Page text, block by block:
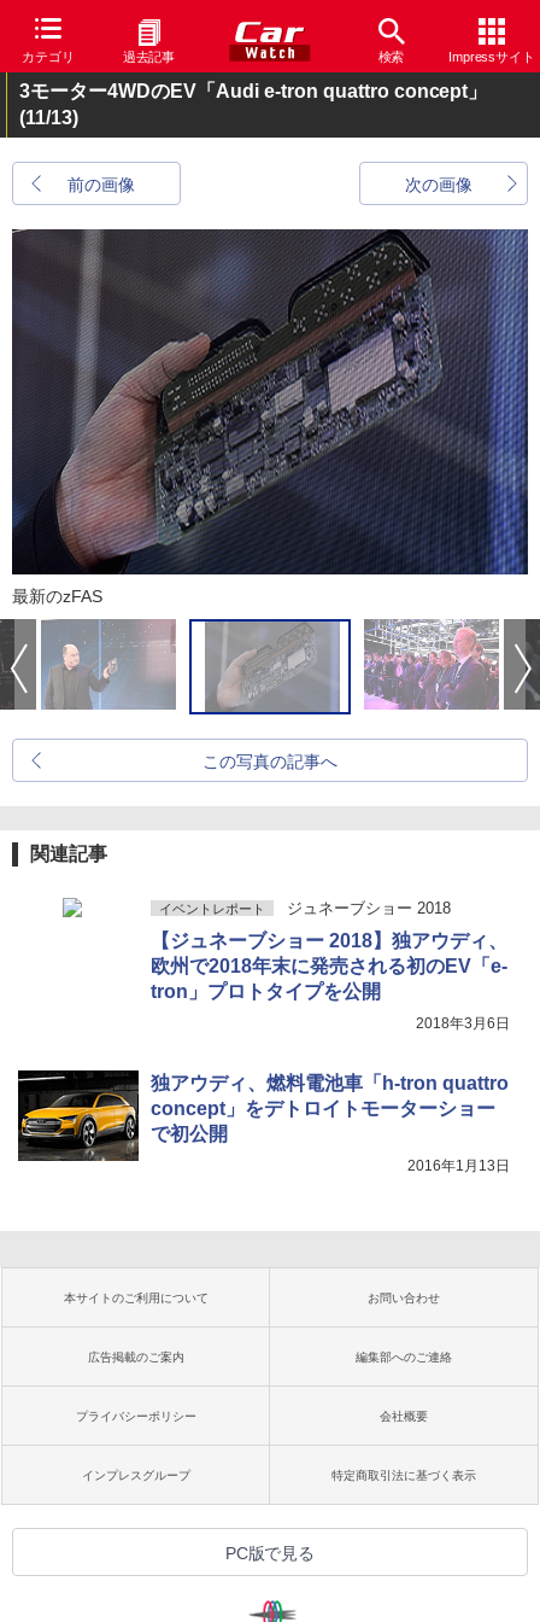
カテゴリ 過去記事 検索 Impressサイト
3モーター4WDのEV「Audi e-tron quattro concept」
(11/13)
前の画像 次の画像
最新のzFAS
この写真の記事へ
関連記事
イベントレポート ジュネーブショー 2018
【ジュネーブショー 2018】独アウディ、
欧州で2018年末に発売される初のEV「e-
tron」プロトタイプを公開
2018年3月6日
独アウディ、燃料電池車「h-tron quattro
concept」をデトロイトモーターショー
で初公開
2016年1月13日
本サイトのご利用について お問い合わせ
広告掲載のご案内 編集部へのご連絡
プライバシーポリシー 会社概要
インプレスグループ 特定商取引法に基づく表示
PC版で見る